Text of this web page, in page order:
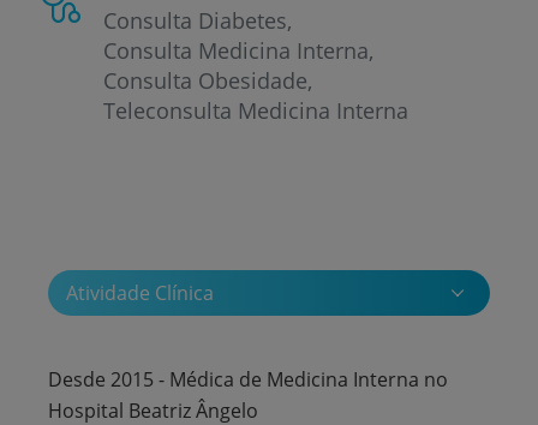
Consulta Diabetes
Consulta Medicina Interna
Consulta Obesidade
Teleconsulta Medicina Interna
Atividade Clínica
Desde 2015 - Médica de Medicina Interna no
Hospital Beatriz Ângelo